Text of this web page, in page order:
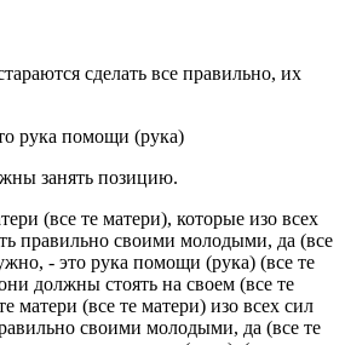
сделать все правильно, их
рука помощи (рука)
занять позицию.
(все те матери), которые изо всех
правильно своими молодыми, да (все
- это рука помощи (рука) (все те
должны стоять на своем (все те
матери (все те матери) изо всех сил
своими молодыми, да (все те